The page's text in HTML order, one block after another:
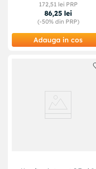
172,51lei PRP
86,25 lei
(-50%din PRP)
Adauga in cos